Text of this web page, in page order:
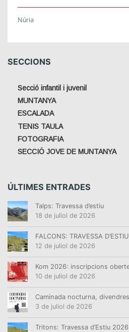
Núria
SECCIONS
Secció infantil i juvenil
MUNTANYA
ESCALADA
TENIS TAULA
FOTOGRAFIA
SECCIÓ JOVE DE MUNTANYA
ÚLTIMES ENTRADES
Talps: Travessa d’estiu
18 de juliol de 2026
FALCONS: TRAVESSA
12 de juliol de 2026
Kom 2026: inscripcions
10 de juliol de 2026
Caminada nocturna,
3 de juliol de 2026
Tritons: Travessa d’Estiu